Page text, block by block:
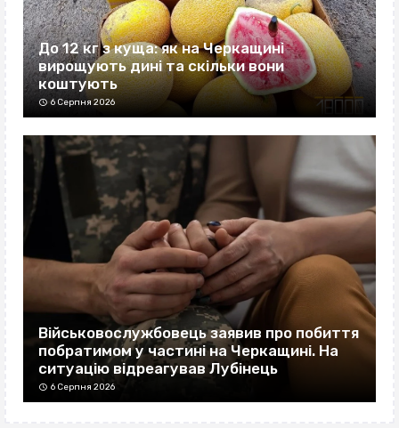
До 12 кг з куща: як на Черкащині
вирощують дині та скільки вони
коштують
6 Серпня 2026
Військовослужбовець заявив про побиття
побратимом у частині на Черкащині. На
ситуацію відреагував Лубінець
6 Серпня 2026